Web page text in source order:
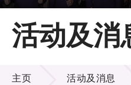
主页
关于LSCM
技术商品化
活动及消
活动及消息
主页 活动及消息